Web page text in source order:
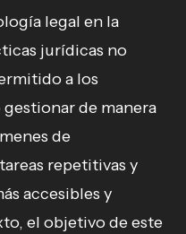
legal en la
jurídicas no
a los
de manera
de
repetitivas y
accesibles y
el objetivo de este